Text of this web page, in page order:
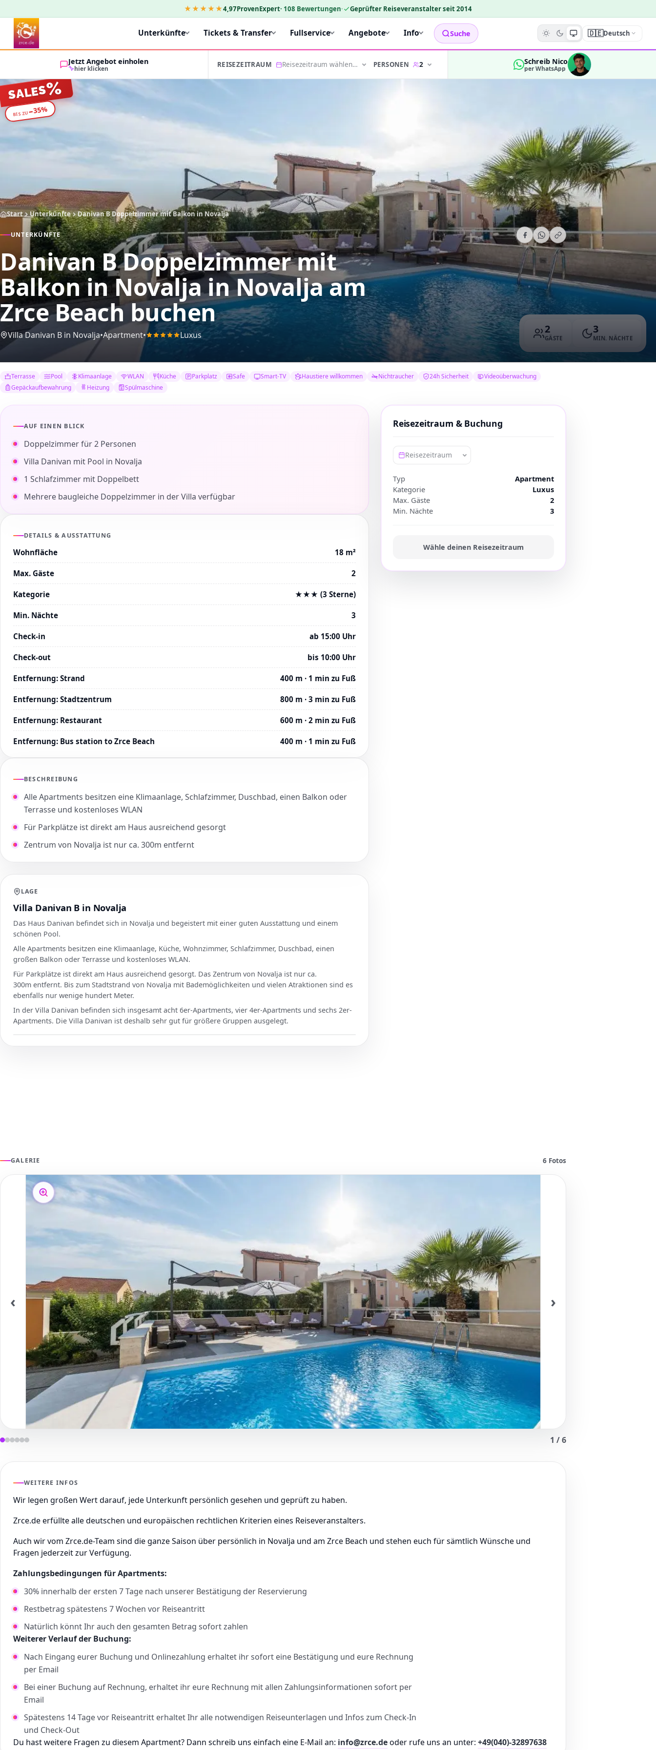
★★★★★4,97ProvenExpert· 108 Bewertungen· Geprüfter Reiseveranstalter seit 2014
Unterkünfte Tickets & Transfer Fullservice Angebote Info Suche 🇩🇪Deutsch
Jetzt Angebot einholen
hier klicken REISEZEITRAUM Reisezeitraum wählen… PERSONEN 2 Schreib Nico
per WhatsApp
SALES%
BIS ZU−35%
2
GÄSTE
3
MIN. NÄCHTE
Start Unterkünfte Danivan B Doppelzimmer mit Balkon in Novalja
UNTERKÜNFTE
Danivan B Doppelzimmer mit
Balkon in Novaljain Novalja am
Zrce Beach buchen
Villa Danivan B in Novalja•Apartment• Luxus
Terrasse Pool Klimaanlage WLAN Küche Parkplatz Safe Smart-TV Haustiere willkommen Nichtraucher 24h Sicherheit
Videoüberwachung
Gepäckaufbewahrung
Heizung Spülmaschine
AUF EINEN BLICK
Doppelzimmer für 2 Personen
Villa Danivan mit Pool in Novalja
1 Schlafzimmer mit Doppelbett
Mehrere baugleiche Doppelzimmer in der Villa verfügbar
DETAILS & AUSSTATTUNG
Wohnfläche 18 m²
Max. Gäste 2
Kategorie ★★★ (3 Sterne)
Min. Nächte 3
Check-in ab 15:00 Uhr
Check-out bis 10:00 Uhr
Entfernung: Strand 400 m · 1 min zu Fuß
Entfernung: Stadtzentrum 800 m · 3 min zu Fuß
Entfernung: Restaurant 600 m · 2 min zu Fuß
Entfernung: Bus station to Zrce Beach 400 m · 1 min zu Fuß
BESCHREIBUNG
Alle Apartments besitzen eine Klimaanlage, Schlafzimmer, Duschbad, einen Balkon oder
Terrasse und kostenloses WLAN
Für Parkplätze ist direkt am Haus ausreichend gesorgt
Zentrum von Novalja ist nur ca. 300m entfernt
Reisezeitraum & Buchung
Reisezeitraum
Typ
Apartment
Kategorie
Luxus
Max. Gäste
2
Min. Nächte
3
Wähle deinen Reisezeitraum
LAGE
Villa Danivan B in Novalja
Das Haus Danivan befindet sich in Novalja und begeistert mit einer guten Ausstattung und einem
schönen Pool.
Alle Apartments besitzen eine Klimaanlage, Küche, Wohnzimmer, Schlafzimmer, Duschbad, einen
großen Balkon oder Terrasse und kostenloses WLAN.
Für Parkplätze ist direkt am Haus ausreichend gesorgt. Das Zentrum von Novalja ist nur ca.
300m entfernt. Bis zum Stadtstrand von Novalja mit Bademöglichkeiten und vielen Atraktionen sind es
ebenfalls nur wenige hundert Meter.
In der Villa Danivan befinden sich insgesamt acht 6er-Apartments, vier 4er-Apartments und sechs 2er-
Apartments. Die Villa Danivan ist deshalb sehr gut für größere Gruppen ausgelegt.
GALERIE 6 Fotos
‹ ›
1 /6
WEITERE INFOS
Wir legen großen Wert darauf, jede Unterkunft persönlich gesehen und geprüft zu haben.
Zrce.de erfüllte alle deutschen und europäischen rechtlichen Kriterien eines Reiseveranstalters.
Auch wir vom Zrce.de-Team sind die ganze Saison über persönlich in Novalja und am Zrce Beach und stehen euch für sämtlich Wünsche und
Fragen jederzeit zur Verfügung.
Zahlungsbedingungen für Apartments:
30% innerhalb der ersten 7 Tage nach unserer Bestätigung der Reservierung
Restbetrag spätestens 7 Wochen vor Reiseantritt
Natürlich könnt Ihr auch den gesamten Betrag sofort zahlen
Weiterer Verlauf der Buchung:
Nach Eingang eurer Buchung und Onlinezahlung erhaltet ihr sofort eine Bestätigung und eure Rechnung
per Email
Bei einer Buchung auf Rechnung, erhaltet ihr eure Rechnung mit allen Zahlungsinformationen sofort per
Email
Spätestens 14 Tage vor Reiseantritt erhaltet Ihr alle notwendigen Reiseunterlagen und Infos zum Check-In
und Check-Out
Du hast weitere Fragen zu diesem Apartment? Dann schreib uns einfach eine E-Mail an: info@zrce.deoder rufe uns an unter: +49(040)-32897638